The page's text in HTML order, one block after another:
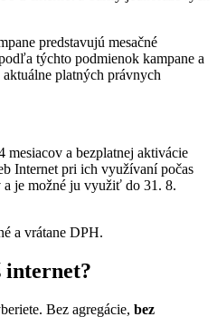
predstavujú mesačné
týchto podmienok kampane a
platných právnych
mesiacov a bezplatnej aktivácie
Internet pri ich využívaní počas
a je možné ju využiť do 31. 8.
a vrátane DPH.
internet?
Bez agregácie, bez